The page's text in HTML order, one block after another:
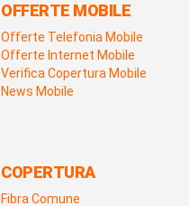
OFFERTE MOBILE
Offerte Telefonia Mobile
Offerte Internet Mobile
Verifica Copertura Mobile
News Mobile
COPERTURA
Fibra Comune